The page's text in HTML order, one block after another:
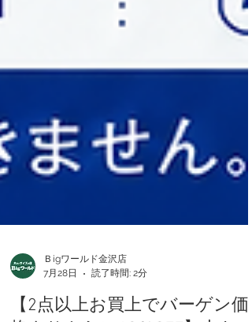
Ｂigワールド金沢店